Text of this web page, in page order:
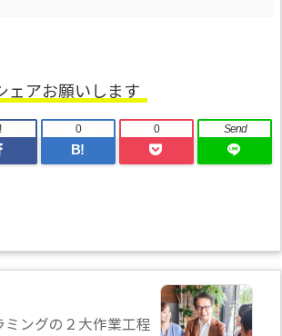
ェアお願いします
!
B!
0 0 Send
ミングの２大作業工程